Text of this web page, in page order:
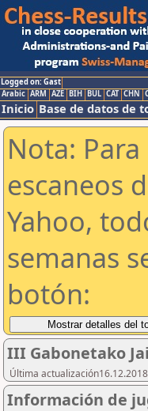
Logged on: Gast
Arabic ARM AZE BIH BUL CAT CHN
Inicio Base de datos de
Nota:
escaneos
Yahoo,
semanas
botón:
III Gabonetako
Última
Información de